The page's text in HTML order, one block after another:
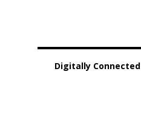
Digitally Connected